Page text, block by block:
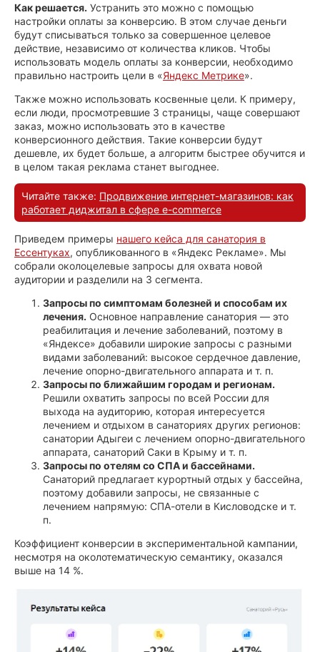
Как решается. Устранить это можно с помощью
настройки оплаты за конверсию. В этом случае деньги
будут списываться только за совершенное целевое
действие, независимо от количества кликов. Чтобы
использовать модель оплаты за конверсии, необходимо
правильно настроить цели в «Яндекс Метрике».
Также можно использовать косвенные цели. К примеру,
если люди, просмотревшие 3 страницы, чаще совершают
заказ, можно использовать это в качестве
конверсионного действия. Такие конверсии будут
дешевле, их будет больше, а алгоритм быстрее обучится и
в целом такая реклама станет выгоднее.
Читайте также: Продвижение интернет-магазинов: как
работает диджитал в сфере e-commerce
Приведем примеры нашего кейса для санатория в
Ессентуках, опубликованного в «Яндекс Рекламе». Мы
собрали околоцелевые запросы для охвата новой
аудитории и разделили на 3 сегмента.
Запросы по симптомам болезней и способам их
лечения. Основное направление санатория — это
реабилитация и лечение заболеваний, поэтому в
«Яндексе» добавили широкие запросы с разными
видами заболеваний: высокое сердечное давление,
лечение опорно-двигательного аппарата и т. п.
Запросы по ближайшим городам и регионам.
Решили охватить запросы по всей России для
выхода на аудиторию, которая интересуется
лечением и отдыхом в санаториях других регионов:
санатории Адыгеи с лечением опорно-двигательного
аппарата, санаторий Саки в Крыму и т. п.
Запросы по отелям со СПА и бассейнами.
Санаторий предлагает курортный отдых у бассейна,
поэтому добавили запросы, не связанные с
лечением напрямую: СПА-отели в Кисловодске и т.
п.
Коэффициент конверсии в экспериментальной кампании,
несмотря на околотематическую семантику, оказался
выше на 14 %.